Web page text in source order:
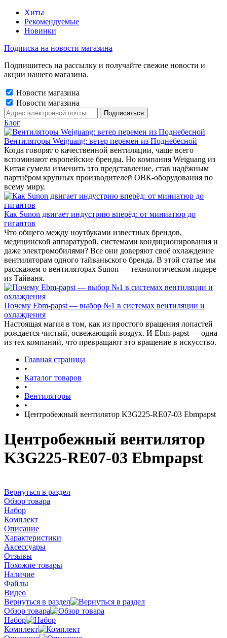
Хиты
Рекомендуемые
Новинки
Подписка на новости магазина
Подпишитесь на рассылку и получайте свежие новости и
акции нашего магазина.
Новости магазина
Новости магазина
Блог
Вентиляторы Weiguang: ветер перемен из Поднебесной
Когда говорят о качественной вентиляции, чаще всего
вспоминают европейские бренды. Но компания Weiguang из
Китая сумела изменить это представление, став надёжным
партнёром крупных производителей ОВК-оборудования по
всему миру.
Как Sunon двигает индустрию вперёд: от миниатюр до
гигантов
Что общего между ноутбуками известных брендов,
медицинской аппаратурой, системами кондиционирования и
даже электромобилями? Все они доверяют своё охлаждение
вентиляторам одного тайваньского бренда. В этой статье мы
расскажем о вентиляторах Sunon — технологическом лидере
из Тайваня.
Почему Ebm-papst — выбор №1 в системах вентиляции и
охлаждения
Настоящая магия в том, как из простого вращения лопастей
рождается чистый, освежающий воздух. И Ebm-papst — одна
из тех компаний, что превращают это вращение в искусство.
Главная страница
•
Каталог товаров
•
Вентиляторы
•
Центробежный вентилятор K3G225-RE07-03 Ebmpapst
Центробежный вентилятор
K3G225-RE07-03 Ebmpapst
Вернуться в раздел
Обзор товара
Набор
Комплект
Описание
Характеристики
Аксессуары
Отзывы
Похожие товары
Наличие
Файлы
Видео
Вернуться в раздел
Обзор товара
Набор
Комплект